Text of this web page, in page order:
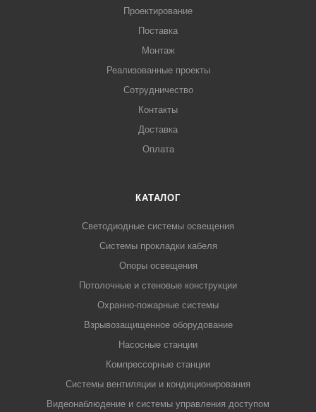
Проектирование
Поставка
Монтаж
Реализованные проекты
Сотрудничество
Контакты
Доставка
Оплата
КАТАЛОГ
Светодиодные системы освещения
Системы прокладки кабеля
Опоры освещения
Потолочные и стеновые конструкции
Охранно-пожарные системы
Взрывозащищенное оборудование
Насосные станции
Компрессорные станции
Системы вентиляции и кондиционирования
Видеонаблюдение и системы управления доступом